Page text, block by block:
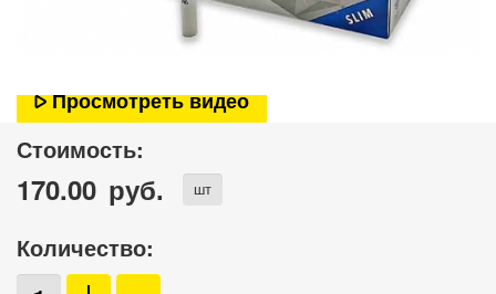
Просмотреть видео
Стоимость:
170.00 руб. шт
Количество: